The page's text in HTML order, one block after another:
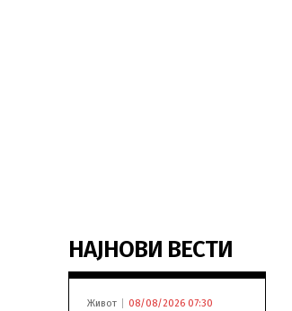
НАЈНОВИ ВЕСТИ
Живот 08/08/2026 07:30